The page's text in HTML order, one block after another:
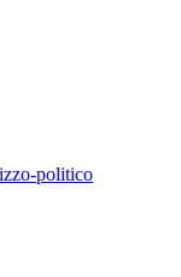
politico